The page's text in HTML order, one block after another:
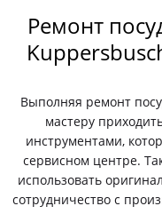
Ремонт
Выполняя ремонт
мастеру
инструментами,
сервисном центре.
использовать
сотрудничество с